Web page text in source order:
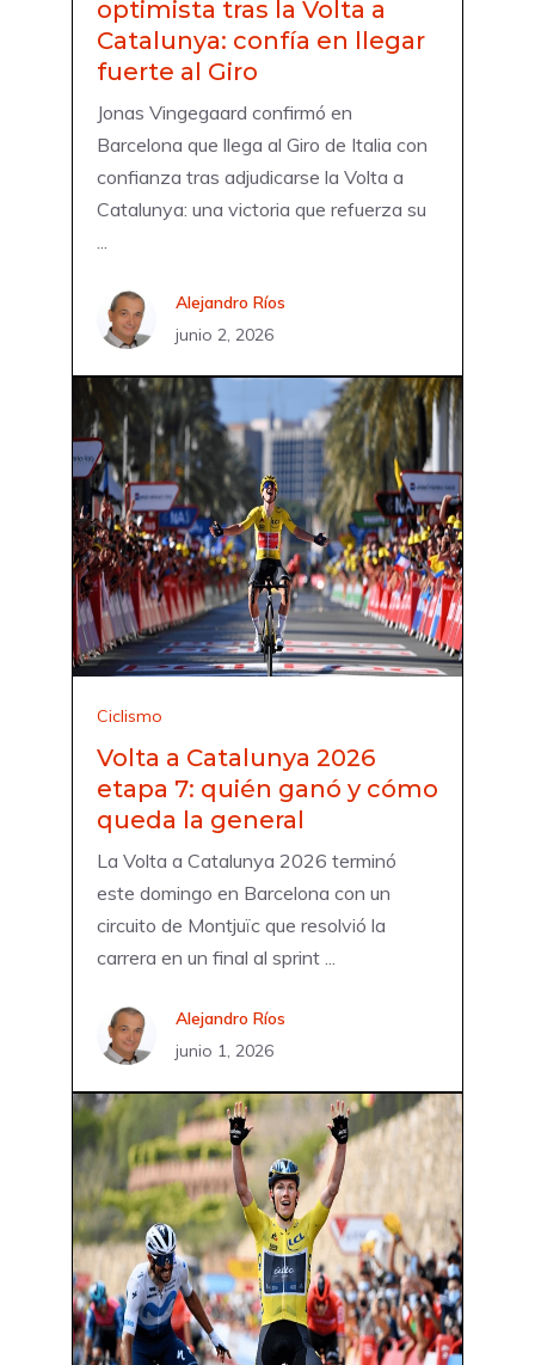
optimista tras la Volta a
Catalunya: confía en llegar
fuerte al Giro
Jonas Vingegaard confirmó en
Barcelona que llega al Giro de Italia con
confianza tras adjudicarse la Volta a
Catalunya: una victoria que refuerza su
Alejandro Ríos
junio 2, 2026
Ciclismo
Volta a Catalunya 2026
etapa 7: quién ganó y cómo
queda la general
La Volta a Catalunya 2026 terminó
este domingo en Barcelona con un
circuito de Montjuïc que resolvió la
carrera en un final al sprint ...
Alejandro Ríos
junio 1, 2026